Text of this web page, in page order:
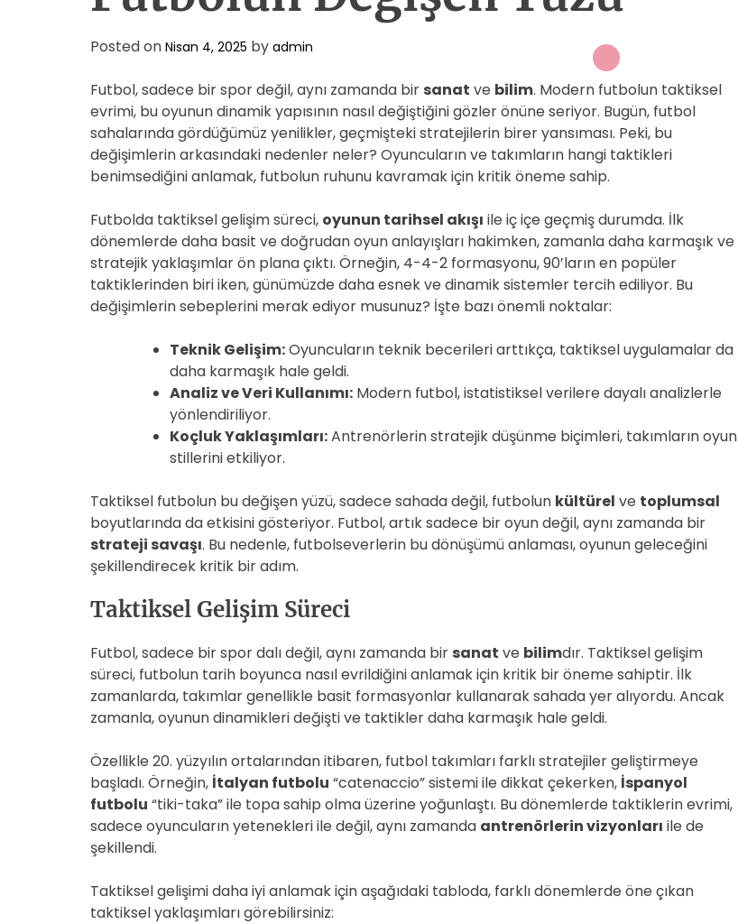
Posted on Nisan 4, 2025 by admin
Futbol, sadece bir spor değil, aynı zamanda bir sanat ve bilim. Modern futbolun taktiksel
evrimi, bu oyunun dinamik yapısının nasıl değiştiğini gözler önüne seriyor. Bugün, futbol
sahalarında gördüğümüz yenilikler, geçmişteki stratejilerin birer yansıması. Peki, bu
değişimlerin arkasındaki nedenler neler? Oyuncuların ve takımların hangi taktikleri
benimsediğini anlamak, futbolun ruhunu kavramak için kritik öneme sahip.
Futbolda taktiksel gelişim süreci, oyunun tarihsel akışı ile iç içe geçmiş durumda. İlk
dönemlerde daha basit ve doğrudan oyun anlayışları hakimken, zamanla daha karmaşık ve
stratejik yaklaşımlar ön plana çıktı. Örneğin, 4-4-2 formasyonu, 90’ların en popüler
taktiklerinden biri iken, günümüzde daha esnek ve dinamik sistemler tercih ediliyor. Bu
değişimlerin sebeplerini merak ediyor musunuz? İşte bazı önemli noktalar:
Teknik Gelişim:Oyuncuların teknik becerileri arttıkça, taktiksel uygulamalar da
daha karmaşık hale geldi.
Analiz ve Veri Kullanımı: Modern futbol, istatistiksel verilere dayalı analizlerle
yönlendiriliyor.
Koçluk Yaklaşımları:Antrenörlerin stratejik düşünme biçimleri, takımların oyun
stillerini etkiliyor.
Taktiksel futbolun bu değişen yüzü, sadece sahada değil, futbolun kültürel ve toplumsal
boyutlarında da etkisini gösteriyor. Futbol, artık sadece bir oyun değil, aynı zamanda bir
strateji savaşı. Bu nedenle, futbolseverlerin bu dönüşümü anlaması, oyunun geleceğini
şekillendirecek kritik bir adım.
Taktiksel Gelişim Süreci
Futbol, sadece bir spor dalı değil, aynı zamanda bir sanat ve bilimdır. Taktiksel gelişim
süreci, futbolun tarih boyunca nasıl evrildiğini anlamak için kritik bir öneme sahiptir. İlk
zamanlarda, takımlar genellikle basit formasyonlar kullanarak sahada yer alıyordu. Ancak
zamanla, oyunun dinamikleri değişti ve taktikler daha karmaşık hale geldi.
Özellikle 20. yüzyılın ortalarından itibaren, futbol takımları farklı stratejiler geliştirmeye
başladı. Örneğin, İtalyan futbolu “catenaccio” sistemi ile dikkat çekerken, İspanyol
futbolu “tiki-taka” ile topa sahip olma üzerine yoğunlaştı. Bu dönemlerde taktiklerin evrimi,
sadece oyuncuların yetenekleri ile değil, aynı zamanda antrenörlerin vizyonları ile de
şekillendi.
Taktiksel gelişimi daha iyi anlamak için aşağıdaki tabloda, farklı dönemlerde öne çıkan
taktiksel yaklaşımları görebilirsiniz: